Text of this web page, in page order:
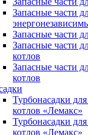
Запасные части
Запасные части
Запасные части
котлов
Запасные части
котлов
Турбонасадки
котлов «Лемакс»
Турбонасадки
котлов «Лемакс»